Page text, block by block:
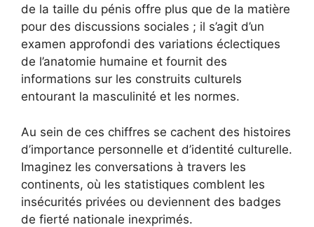
de la taille du pénis offre plus que de la matière
pour des discussions sociales ; il s’agit d’un
examen approfondi des variations éclectiques
de l’anatomie humaine et fournit des
informations sur les construits culturels
entourant la masculinité et les normes.
Au sein de ces chiffres se cachent des histoires
d’importance personnelle et d’identité culturelle.
Imaginez les conversations à travers les
continents, où les statistiques comblent les
insécurités privées ou deviennent des badges
de fierté nationale inexprimés.